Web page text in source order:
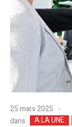
25 mars 2025
dans
A LA UNE